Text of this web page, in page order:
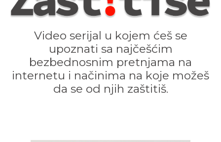
Video serijal u kojem ćeš se
upoznati sa najčešćim
bezbednosnim pretnjama na
internetu i načinima na koje možeš
da se od njih zaštitiš.